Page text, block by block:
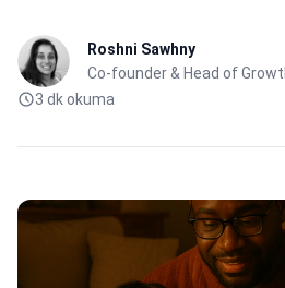
Roshni Sawhny
Co-founder & Head of
3 dk okuma